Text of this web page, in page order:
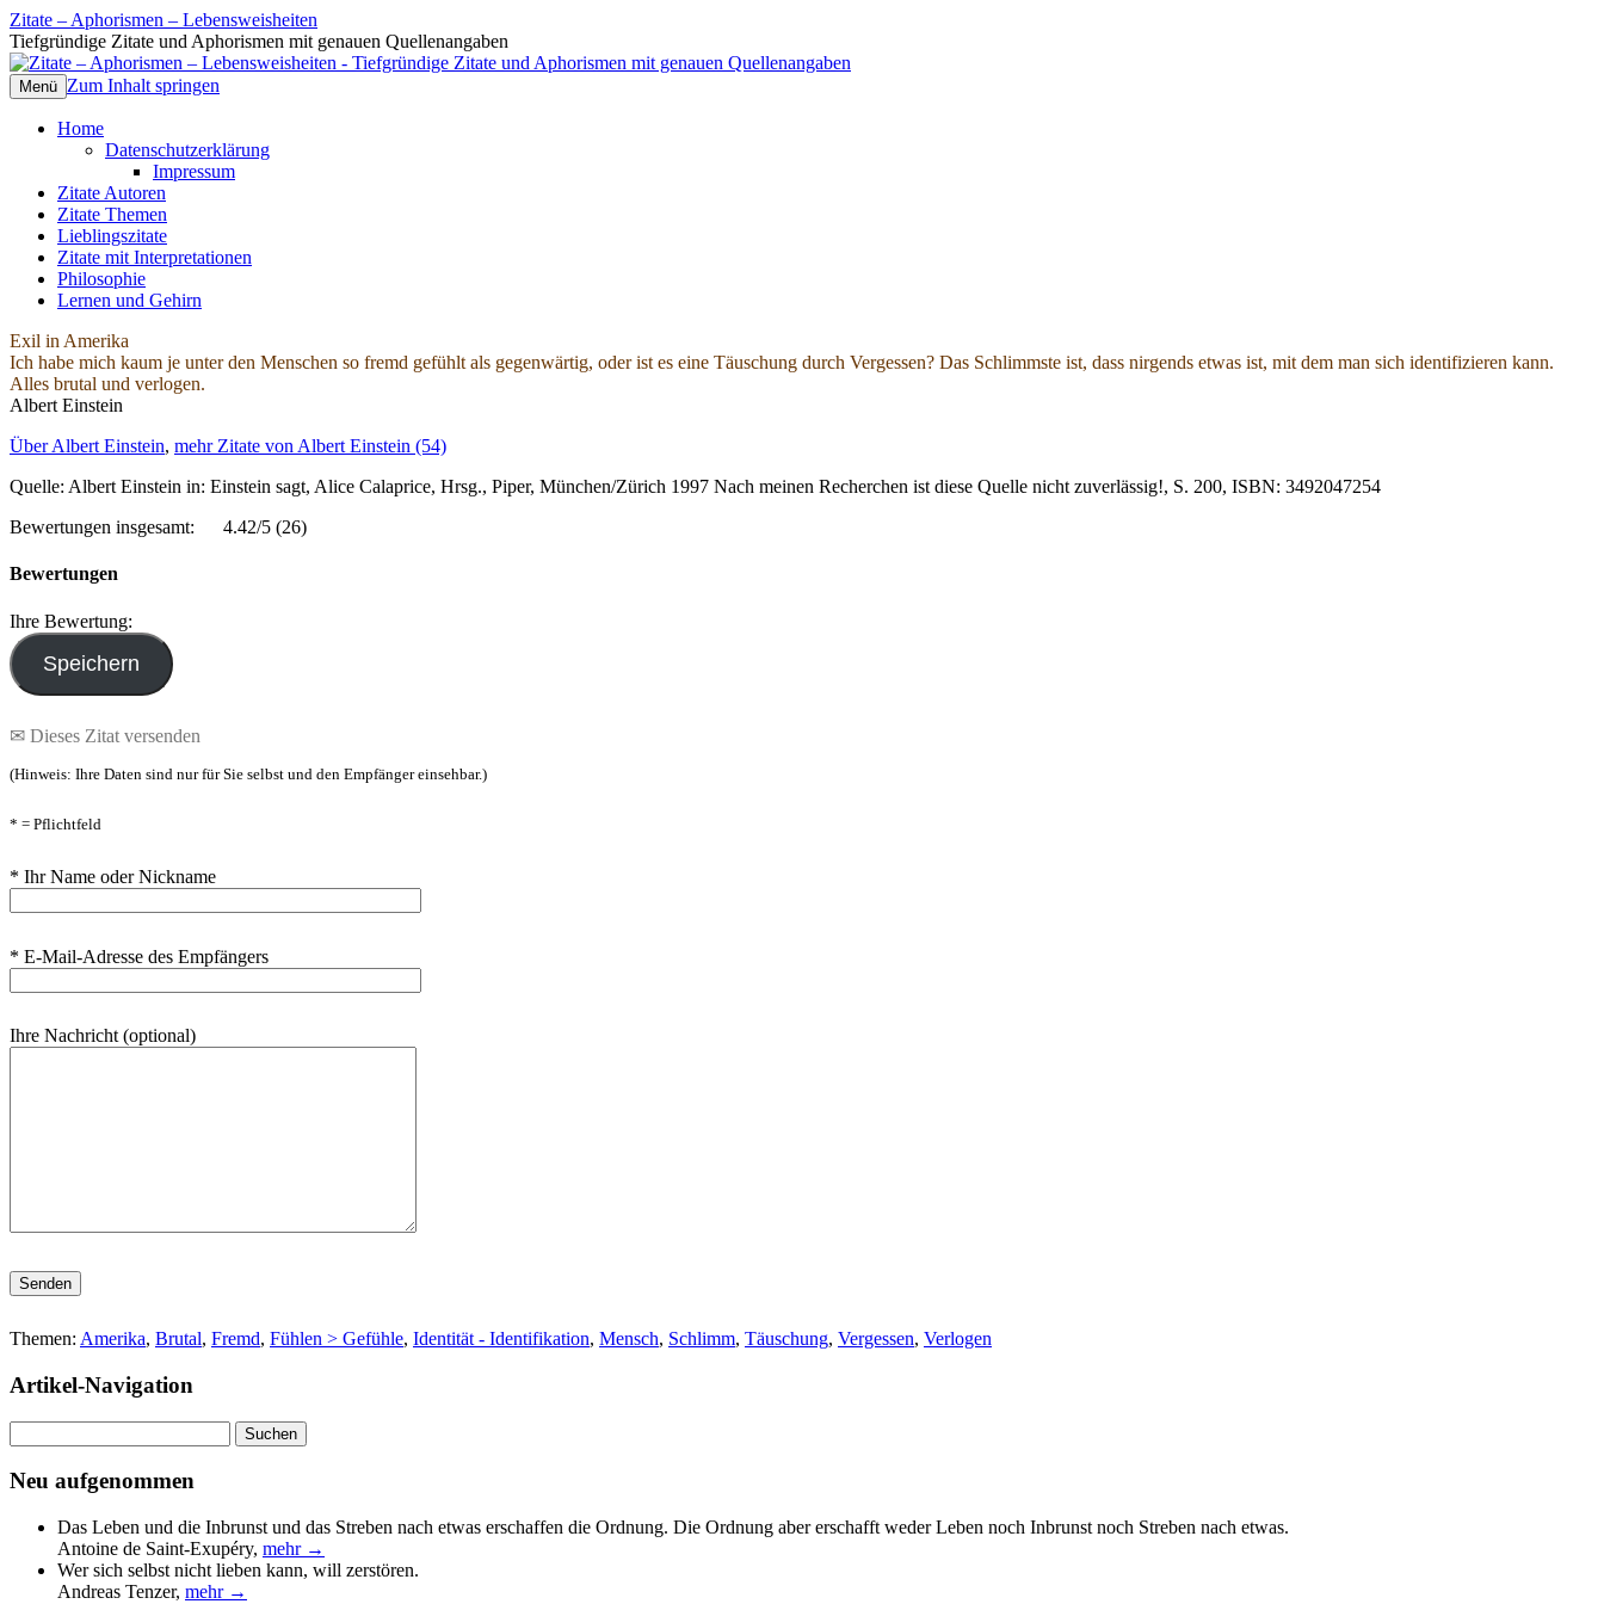
Zitate – Aphorismen – Lebensweisheiten
Tiefgründige Zitate und Aphorismen mit genauen Quellenangaben
Menü Zum Inhalt springen
Home
Datenschutzerklärung
Impressum
Zitate Autoren
Zitate Themen
Lieblingszitate
Zitate mit Interpretationen
Philosophie
Lernen und Gehirn
Exil in Amerika
Ich habe mich kaum je unter den Menschen so fremd gefühlt als gegenwärtig, oder ist es eine Täuschung durch Vergessen? Das Schlimmste ist, dass nirgends etwas ist, mit dem man sich identifizieren kann.
Alles brutal und verlogen.
Albert Einstein
Über Albert Einstein, mehr Zitate von Albert Einstein (54)
Quelle: Albert Einstein in: Einstein sagt, Alice Calaprice, Hrsg., Piper, München/Zürich 1997 Nach meinen Recherchen ist diese Quelle nicht zuverlässig!, S. 200, ISBN: 3492047254
Bewertungen insgesamt:
4.42/5 (26)
Bewertungen
Ihre Bewertung:
✉ Dieses Zitat versenden
(Hinweis: Ihre Daten sind nur für Sie selbst und den Empfänger einsehbar.)
* = Pflichtfeld
* Ihr Name oder Nickname
* E-Mail-Adresse des Empfängers
Ihre Nachricht (optional)
Bitte lasse dieses Feld leer.
Themen: Amerika, Brutal, Fremd, Fühlen > Gefühle, Identität - Identifikation, Mensch, Schlimm, Täuschung, Vergessen, Verlogen
Artikel-Navigation
nach:
Neu aufgenommen
Das Leben und die Inbrunst und das Streben nach etwas erschaffen die Ordnung. Die Ordnung aber erschafft weder Leben noch Inbrunst noch Streben nach etwas.
Antoine de Saint-Exupéry, mehr →
Wer sich selbst nicht lieben kann, will zerstören.
Andreas Tenzer, mehr →